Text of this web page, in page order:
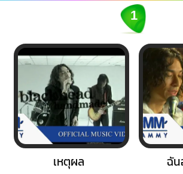
1
เหตุผล ฉั